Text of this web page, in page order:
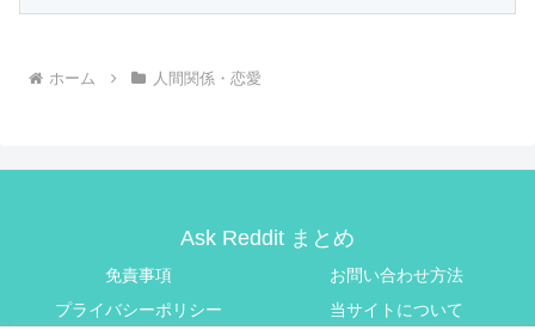
ホーム 人間関係・恋愛
Ask Reddit まとめ
免責事項
お問い合わせ方法
プライバシーポリシー
当サイトについて